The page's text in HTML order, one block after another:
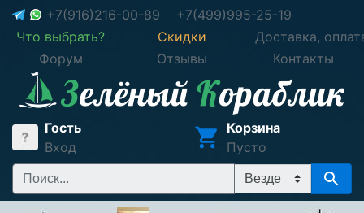
+7(916)216-00-89
+7(499)995-25-19
Что выбрать?
Скидки
Доставка,
Форум
Отзывы Контакты
Гость
Вход
Корзина
Пусто